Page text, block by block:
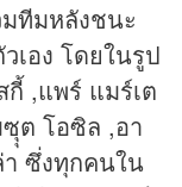
ทีมหลังชนะ
เอง โดยในรูป
,แพร์ แมร์เต
ต โอซิล ,อา
ซึ่งทุกคนใน